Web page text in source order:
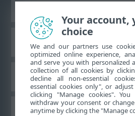
ESET білім
ESET
Аймақтық
Your account,
choice
We and our partners use
optimized online experience,
and serve you with personalized
collection of all cookies by
decline all non-essential
essential cookies only", or
clicking "Manage cookies".
withdraw your consent or
anytime by clicking the "Manage